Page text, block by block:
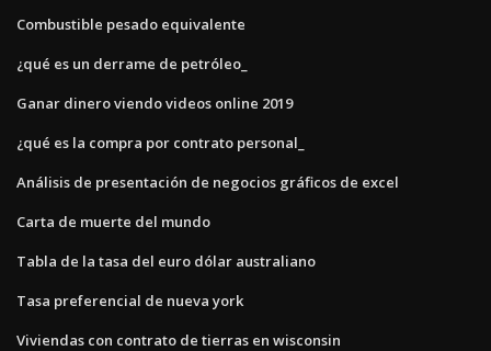
Combustible pesado equivalente
¿qué es un derrame de petróleo_
Ganar dinero viendo videos online 2019
¿qué es la compra por contrato personal_
Análisis de presentación de negocios gráficos de excel
Carta de muerte del mundo
Tabla de la tasa del euro dólar australiano
Tasa preferencial de nueva york
Viviendas con contrato de tierras en wisconsin